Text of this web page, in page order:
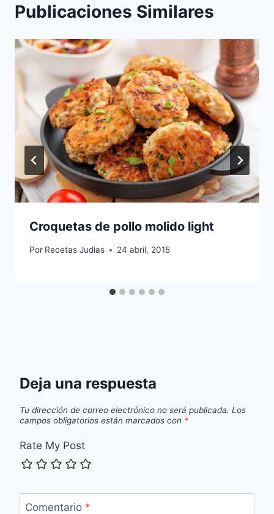
Publicaciones Similares
Croquetas de pollo molido light
Por Recetas Judias 24 abril, 2015
Deja una respuesta
Tu dirección de correo electrónico no será publicada. Los
campos obligatorios están marcados con *
Rate My Post
Comentario *